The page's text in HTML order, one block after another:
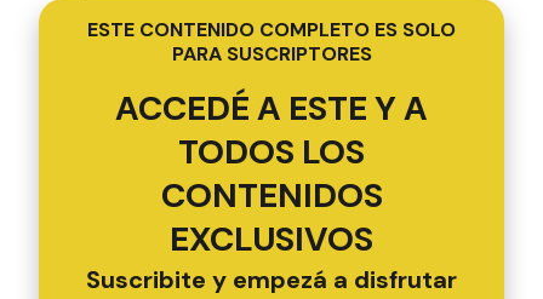
ESTE CONTENIDO COMPLETO ES SOLO
PARA SUSCRIPTORES
ACCEDÉ A ESTE Y A
TODOS LOS
CONTENIDOS
EXCLUSIVOS
Suscribite y empezá a disfrutar